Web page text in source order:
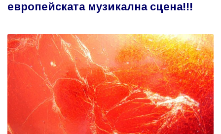
европейската музикална сцена!!!